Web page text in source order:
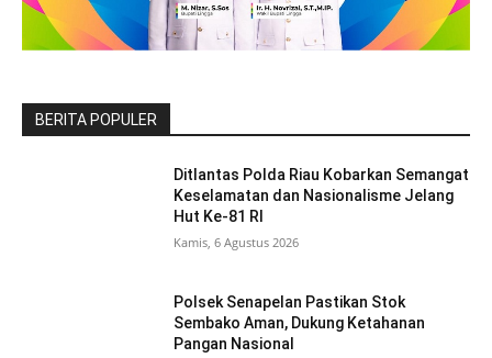
BERITA POPULER
Ditlantas Polda Riau Kobarkan Semangat
Keselamatan dan Nasionalisme Jelang
Hut Ke-81 RI
Kamis, 6 Agustus 2026
Polsek Senapelan Pastikan Stok
Sembako Aman, Dukung Ketahanan
Pangan Nasional